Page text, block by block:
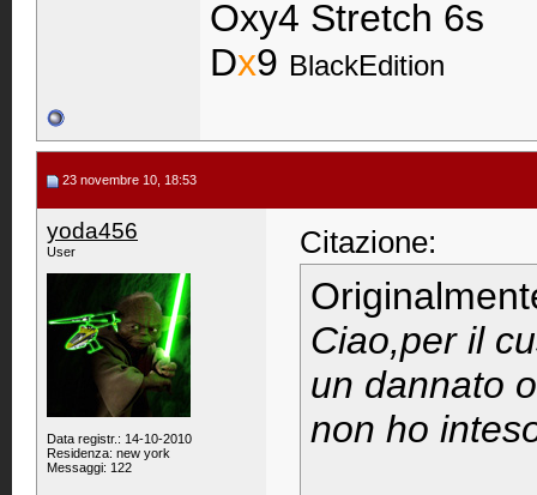
Oxy4 Stretch 6s
Dx9 BlackEdition
23 novembre 10, 18:53
yoda456
User
Data registr.: 14-10-2010
Residenza: new york
Messaggi: 122
Citazione:
Ciao,per il
un dannato
non ho